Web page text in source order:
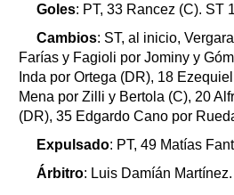
Goles: PT, 33 Rancez (C). ST
Cambios: ST, al inicio,
Farías y Fagioli por Jominy y
Inda por Ortega (DR), 18
Mena por Zilli y Bertola (C), 20
(DR), 35 Edgardo Cano por
Expulsado: PT, 49 Matías
Árbitro: Luis Damíán Martínez.